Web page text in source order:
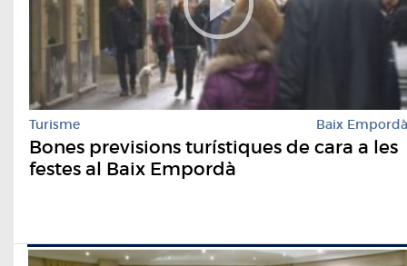
Turisme Baix Empordà
Bones previsions turístiques de cara a les
festes al Baix Empordà